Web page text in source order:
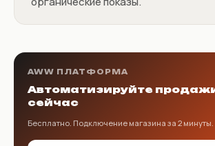
AWW ПЛАТФОРМА
Автоматизируйте
сейчас
Бесплатно. Подключение магазина за 2 минуты.